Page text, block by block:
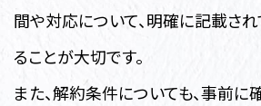
間や対応について、明確に記載さ
ることが大切です。
また、解約条件についても、事前に